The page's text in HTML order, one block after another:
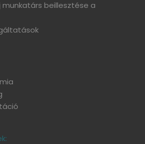
munkatárs beillesztése a